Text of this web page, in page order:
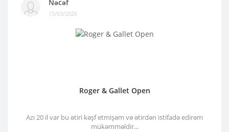
Nəcəf
15/03/2026
Roger & Gallet Open
Azı 20 il var bu ətiri kəşf etmişəm və ətirdən istifadə edirəm
mükəmməldir...